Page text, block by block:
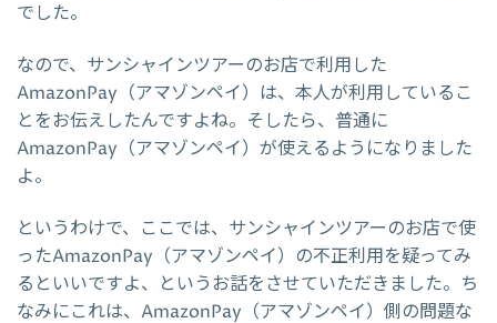
でした。
なので、サンシャインツアーのお店で利用した
AmazonPay（アマゾンペイ）は、本人が利用しているこ
とをお伝えしたんですよね。そしたら、普通に
AmazonPay（アマゾンペイ）が使えるようになりました
よ。
というわけで、ここでは、サンシャインツアーのお店で使
ったAmazonPay（アマゾンペイ）の不正利用を疑ってみ
るといいですよ、というお話をさせていただきました。ち
なみにこれは、AmazonPay（アマゾンペイ）側の問題な